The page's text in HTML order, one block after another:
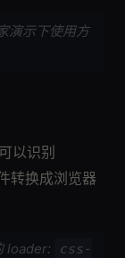
演示下使用方
以识别
转换成浏览器
loader:
css-